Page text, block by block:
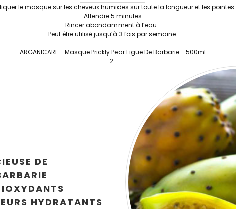
le masque sur les cheveux humides sur toute la longueur et les pointes.
Attendre 5 minutes
Rincer abondamment à l’eau.
Peut être utilisé jusqu’à 3 fois par semaine.
ARGANICARE - Masque Prickly Pear Figue De Barbarie- 500ml
DE
HYDRATANTS